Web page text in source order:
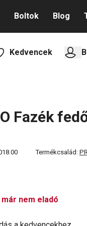
Boltok Blog
Kedvencek
Fazék
Termékcsalád:
nem eladó